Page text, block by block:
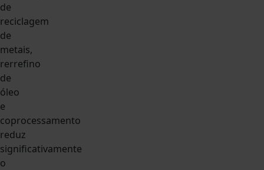
de
reciclagem
de
metais,
rerrefino
de
óleo
e
coprocessamento
reduz
significativamente
o